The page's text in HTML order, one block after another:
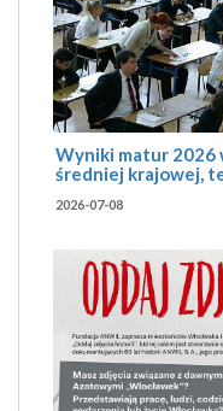
Wyniki matur 2026
średniej krajowej,
2026-07-08